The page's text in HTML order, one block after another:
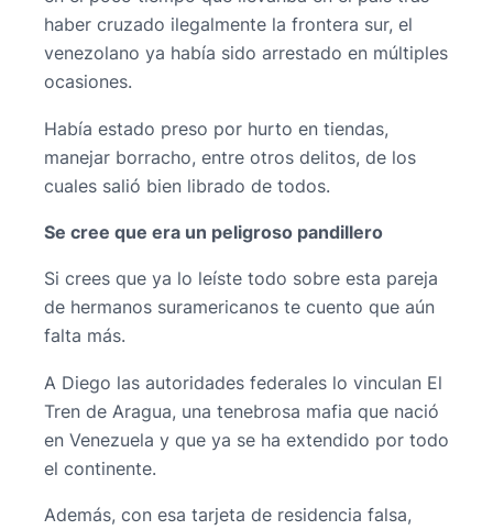
haber cruzado ilegalmente la frontera sur, el
venezolano ya había sido arrestado en múltiples
ocasiones.
Había estado preso por hurto en tiendas,
manejar borracho, entre otros delitos, de los
cuales salió bien librado de todos.
Se cree que era un peligroso pandillero
Si crees que ya lo leíste todo sobre esta pareja
de hermanos suramericanos te cuento que aún
falta más.
A Diego las autoridades federales lo vinculan El
Tren de Aragua, una tenebrosa mafia que nació
en Venezuela y que ya se ha extendido por todo
el continente.
Además, con esa tarjeta de residencia falsa,